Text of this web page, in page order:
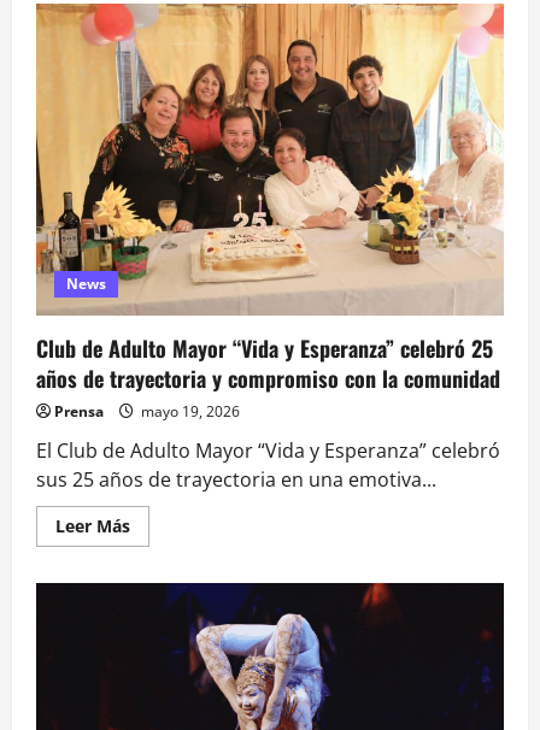
Navidad
fue
sede
del
primer
encuentro
interprovincial
de
Newcom
para
personas
mayores
News
Club de Adulto Mayor “Vida y Esperanza” celebró 25
años de trayectoria y compromiso con la comunidad
Prensa mayo 19, 2026
El Club de Adulto Mayor “Vida y Esperanza” celebró
sus 25 años de trayectoria en una emotiva...
Leer MásLeer
más
Mayor
Esperanza”